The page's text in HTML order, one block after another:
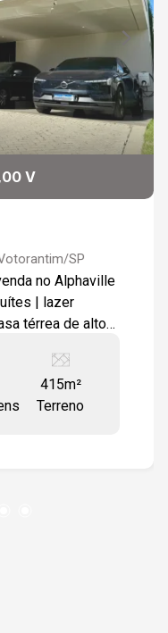
V
SP
no Alphaville
lazer completo
de
e
com
415m²
Terreno